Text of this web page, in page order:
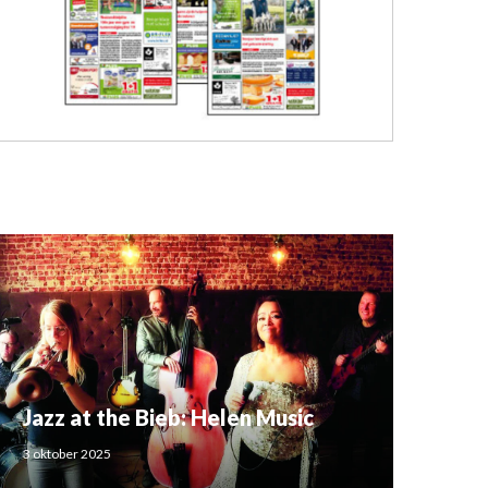
Jazz at the Bieb: Helen Music
3 oktober 2025